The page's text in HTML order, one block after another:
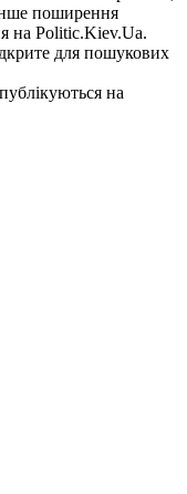
поширення
на Politic.Kiev.Ua.
для пошукових
на